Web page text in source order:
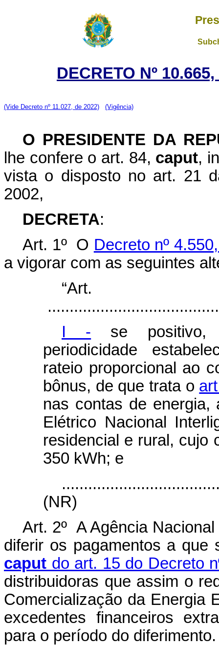
DECRETO Nº
(Vide Decreto nº 11.027, de 2022) (Vigência)
O PRESIDENTE DA
lhe confere o art. 84, caput,
vista o disposto no art. 21
2002,
DECRETA:
Art. 1º O Decreto nº
a vigorar com as seguintes
I - se positivo,
periodicidade
rateio proporcional ao
bônus, de que trata o
nas contas de energia,
Elétrico Nacional
residencial e rural, cujo
350 kWh; e
(NR)
Art. 2º A Agência
diferir os pagamentos a
caput do art. 15 do Decreto
distribuidoras que assim o
Comercialização da Energia
excedentes financeiros
para o período do diferimento.